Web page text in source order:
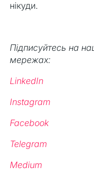
нікуди.
Підписуйтесь на
мережах:
LinkedIn
Instagram
Facebook
Telegram
Medium